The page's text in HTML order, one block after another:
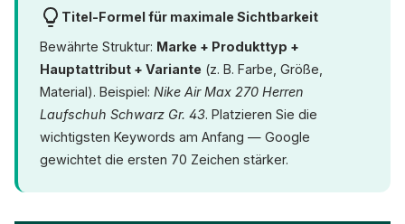
Titel-Formel für maximale Sichtbarkeit
Bewährte Struktur: Marke + Produkttyp +
Hauptattribut + Variante (z. B. Farbe, Größe,
Material). Beispiel: Nike Air Max 270 Herren
Laufschuh Schwarz Gr. 43. Platzieren Sie die
wichtigsten Keywords am Anfang — Google
gewichtet die ersten 70 Zeichen stärker.